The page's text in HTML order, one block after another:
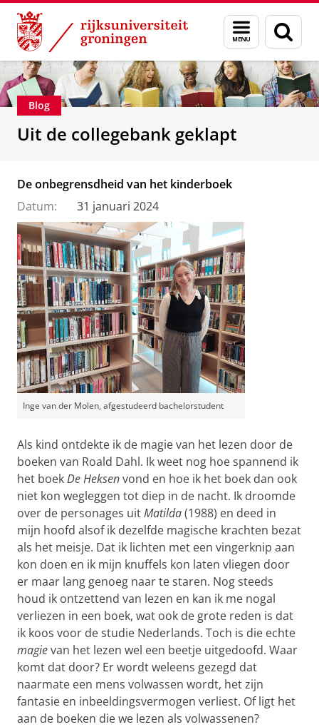
Skip
Content
Skip
Navigation
Menu
en
zoeken
Over ons Faculteit der Letteren
Blog
Uit de collegebank geklapt
De onbegrensdheid van het kinderboek
Datum:
31 januari 2024
Inge van der Molen, afgestudeerd bachelorstudent
Als kind ontdekte ik de magie van het lezen door de
boeken van Roald Dahl. Ik weet nog hoe spannend ik
het boekDe Heksenvond en hoe ik het boek dan ook
niet kon wegleggen tot diep in de nacht. Ik droomde
over de personages uitMatilda(1988) en deed in
mijn hoofd alsof ik dezelfde magische krachten bezat
als het meisje. Dat ik lichten met een vingerknip aan
kon doen en ik mijn knuffels kon laten vliegen door
er maar lang genoeg naar te staren. Nog steeds
houd ik ontzettend van lezen en kan ik me nogal
verliezen in een boek, wat ook de grote reden is dat
ik koos voor de studie Nederlands. Toch is die echte
magievan het lezen wel een beetje uitgedoofd. Waar
komt dat door? Er wordt weleens gezegd dat
naarmate een mens volwassen wordt, het zijn
fantasie en inbeeldingsvermogen verliest. Of ligt het
aan de boeken die we lezen als volwassenen?